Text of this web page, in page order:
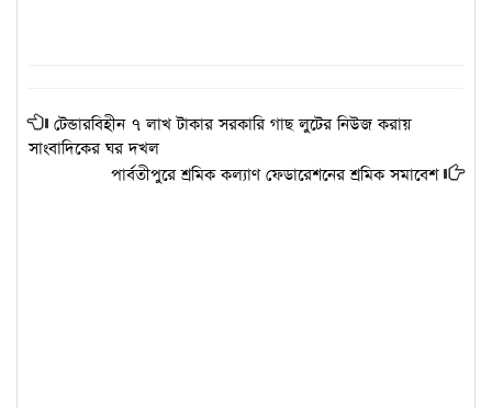
টেন্ডারবিহীন ৭ লাখ টাকার সরকারি গাছ লুটের নিউজ করায়
সাংবাদিকের ঘর দখল
পার্বতীপুরে শ্রমিক কল্যাণ ফেডারেশনের শ্রমিক সমাবেশ